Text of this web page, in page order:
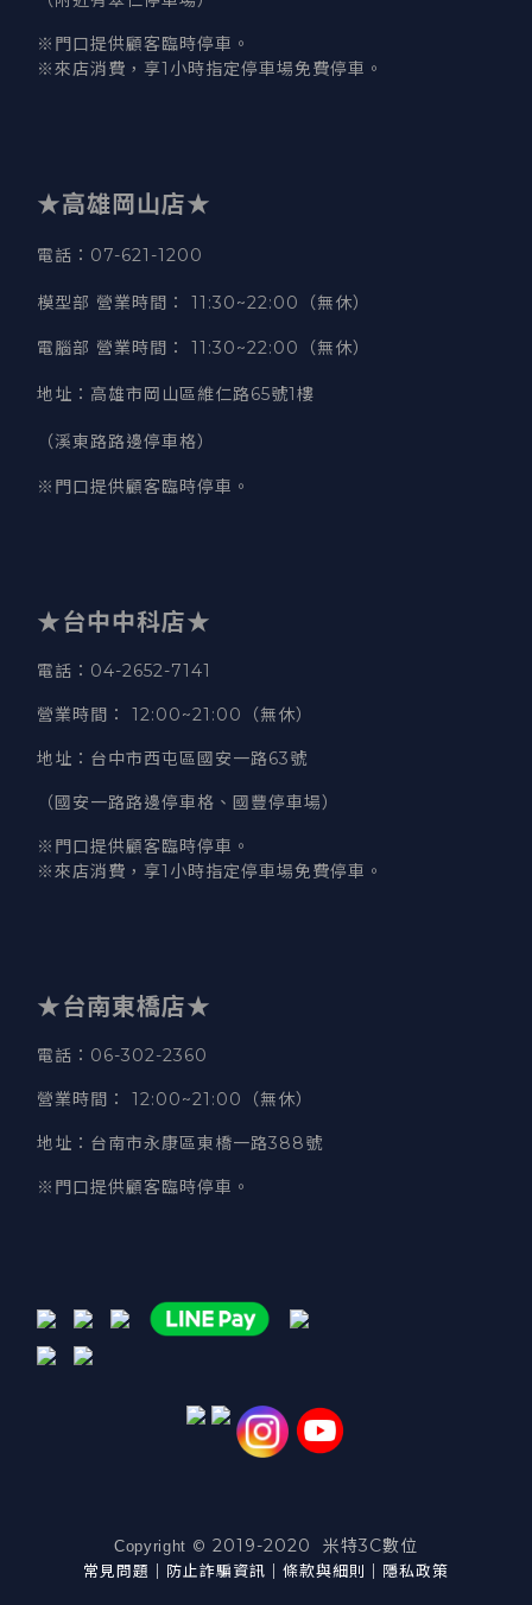
※門口提供顧客臨時停車。
※來店消費，享1小時指定停車場免費停車。
★高雄岡山店★
電話：07-621-1200
模型部 營業時間 ： 11:30~22:00（無休）
電腦部 營業時間 ： 11:30~22:00（無休）
地址 ： 高雄市岡山區維仁路65號1樓
（溪東路路邊停車格）
※門口提供顧客臨時停車。
★台中中科店★
電話 ：04-2652-7141
營業時間 ： 12:00~21:00（無休）
地址 ：台中市西屯區國安一路63號
（國安一路路邊停車格、國豐停車場）
※門口提供顧客臨時停車。
※來店消費，享1小時指定停車場免費停車。
★台南東橋店★
電話 ：06-302-2360
營業時間 ： 12:00~21:00（無休）
地址 ：台南市永康區東橋一路388號
※門口提供顧客臨時停車。
Copyright © 2019-2020 米特3C數位
常見問題 ｜ 防止詐騙資訊 ｜ 條款與細則 ｜ 隱私政策